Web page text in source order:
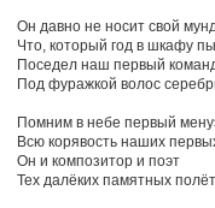
Он давно не носит свой
Что, который год в шкафу
Поседел наш первый
Под фуражкой волос
Помним в небе первый
Всю корявость наших
Он и композитор и поэт
Тех далёких памятных